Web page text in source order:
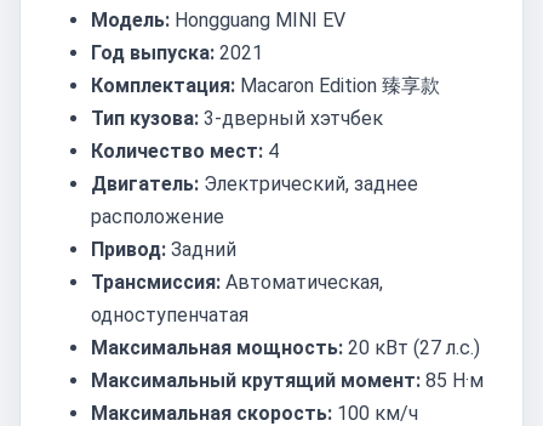
Модель: Hongguang MINI EV
Год выпуска: 2021
Комплектация: Macaron Edition 臻享款
Тип кузова: 3-дверный хэтчбек
Количество мест: 4
Двигатель: Электрический, заднее
расположение
Привод: Задний
Трансмиссия: Автоматическая,
одноступенчатая
Максимальная мощность: 20 кВт (27 л.с.)
Максимальный крутящий момент: 85 Н·м
Максимальная скорость: 100 км/ч